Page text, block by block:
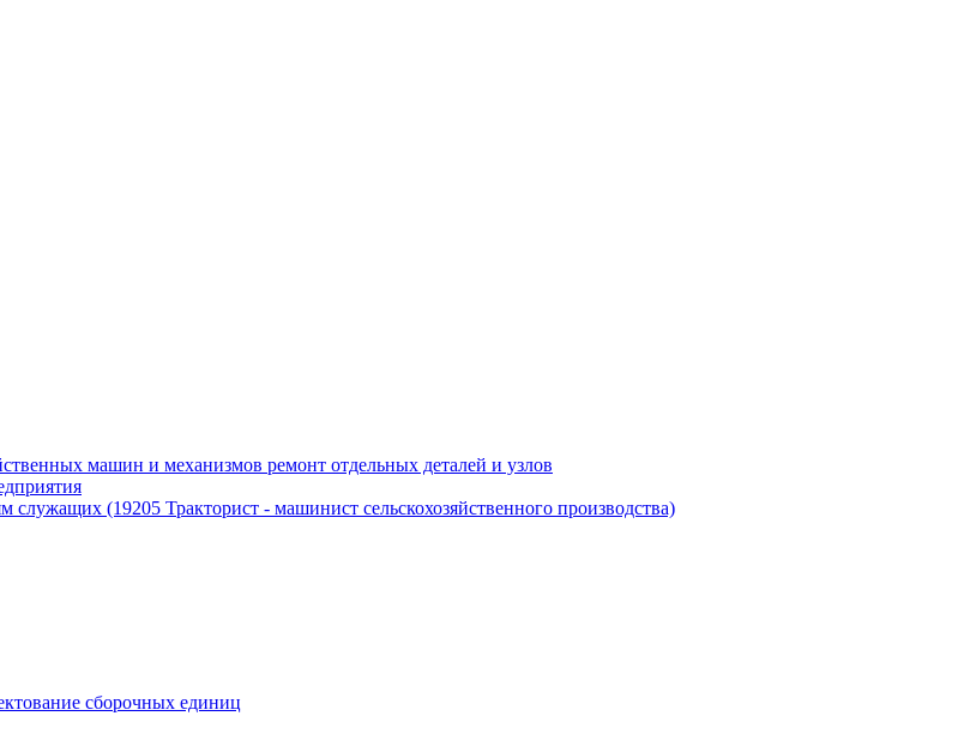
машин и механизмов ремонт отдельных деталей и узлов
(19205 Тракторист - машинист сельскохозяйственного производства)
сборочных единиц